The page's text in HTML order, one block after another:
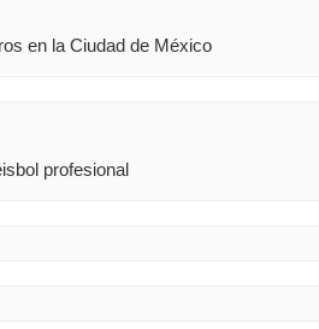
en la Ciudad de México
profesional